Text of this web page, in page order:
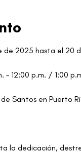
de 2025 hasta el
– 12:00 p.m. / 1:00
Santos en Puerto
la dedicación,